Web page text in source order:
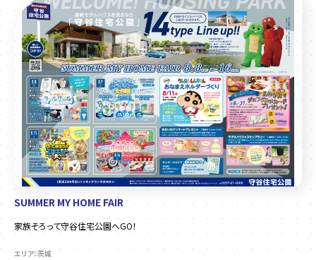
SUMMER MY HOME FAIR
家族そろって守谷住宅公園へGO！
エリア：茨城